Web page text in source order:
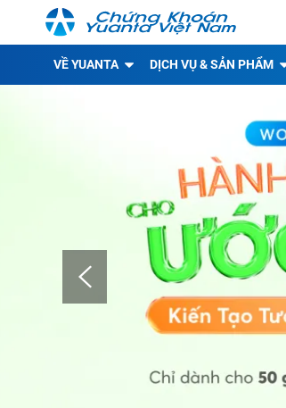
VỀ YUANTA DỊCH VỤ & SẢN PHẨM